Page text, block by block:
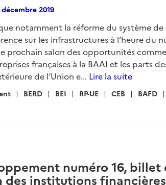
2019
notamment la réforme du système
sur les infrastructures à l‘heure du
prochain salon des opportunités
françaises à la BAAI et les parts
de l’Union e... Lire la suite
BERD BEI RP-UE CEB BAFD
numéro 16, billet
des institutions